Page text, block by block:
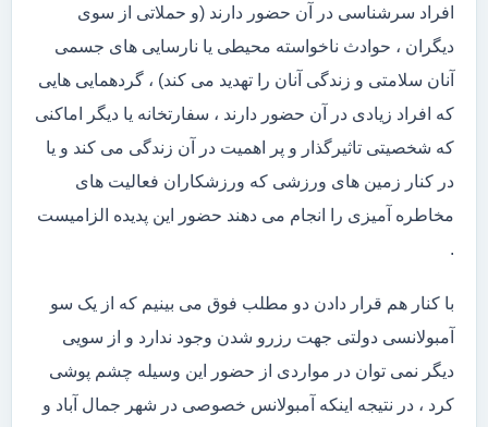
افراد سرشناسی در آن حضور دارند (و حملاتی از سوی
دیگران ، حوادث ناخواسته محیطی یا نارسایی های جسمی
آنان سلامتی و زندگی آنان را تهدید می کند) ، گردهمایی هایی
که افراد زیادی در آن حضور دارند ، سفارتخانه یا دیگر اماکنی
که شخصیتی تاثیرگذار و پر اهمیت در آن زندگی می کند و یا
در کنار زمین های ورزشی که ورزشکاران فعالیت های
مخاطره آمیزی را انجام می دهند حضور این پدیده الزامیست
.
با کنار هم قرار دادن دو مطلب فوق می بینیم که از یک سو
آمبولانسی دولتی جهت رزرو شدن وجود ندارد و از سویی
دیگر نمی توان در مواردی از حضور این وسیله چشم پوشی
کرد ، در نتیجه اینکه آمبولانس خصوصی در شهر جمال آباد و